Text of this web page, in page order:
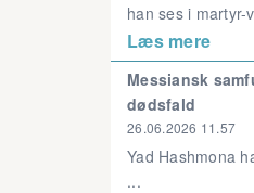
han ses i martyr-
Læs mere
Messiansk
dødsfald
26.06.2026 11.57
Yad Hashmona
...